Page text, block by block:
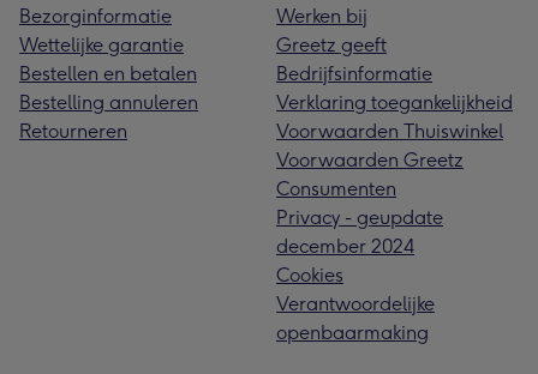
Bezorginformatie
Wettelijke garantie
Bestellen en betalen
Bestelling annuleren
Retourneren
Werken bij
Greetz geeft
Bedrijfsinformatie
Verklaring toegankelijkheid
Voorwaarden Thuiswinkel
Voorwaarden Greetz
Consumenten
Privacy - geupdate
december 2024
Cookies
Verantwoordelijke
openbaarmaking